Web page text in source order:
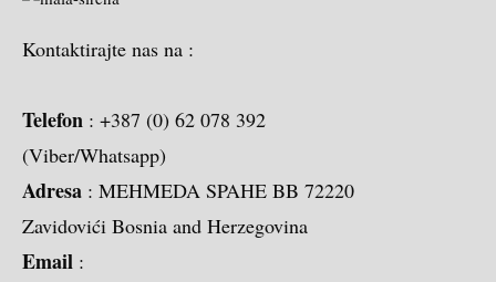
Kontaktirajte nas na :
Telefon : +387 (0) 62 078 392
(Viber/Whatsapp)
Adresa : MEHMEDA SPAHE BB 72220
Zavidovići Bosnia and Herzegovina
Email :